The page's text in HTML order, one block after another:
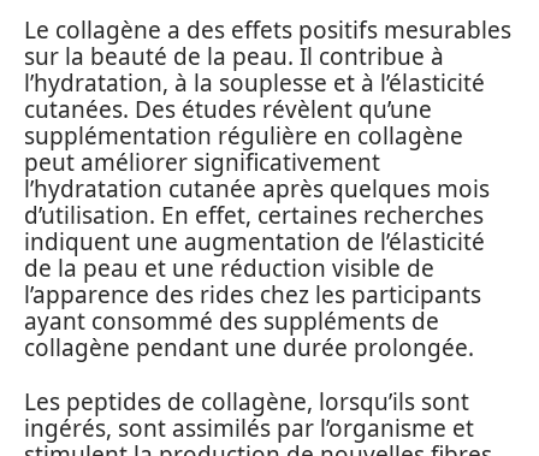
Le collagène a des effets positifs mesurables
sur la beauté de la peau. Il contribue à
l’hydratation, à la souplesse et à l’élasticité
cutanées. Des études révèlent qu’une
supplémentation régulière en collagène
peut améliorer significativement
l’hydratation cutanée après quelques mois
d’utilisation. En effet, certaines recherches
indiquent une augmentation de l’élasticité
de la peau et une réduction visible de
l’apparence des rides chez les participants
ayant consommé des suppléments de
collagène pendant une durée prolongée.
Les peptides de collagène, lorsqu’ils sont
ingérés, sont assimilés par l’organisme et